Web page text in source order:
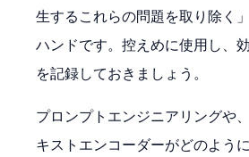
生するこれらの問題を取り除く
ハンドです。控えめに使用し、
を記録しておきましょう。
プロンプトエンジニアリングや
キストエンコーダーがどのよう